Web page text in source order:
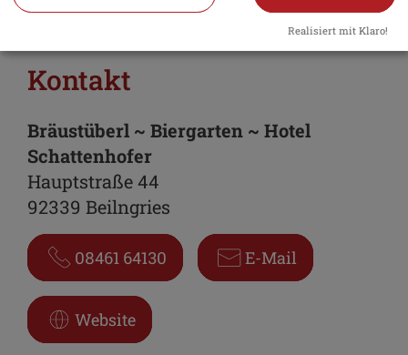
Kontakt
Bräustüberl ~ Biergarten ~ Hotel
Schattenhofer
Hauptstraße 44
92339 Beilngries
08461 64130 E-Mail
Website
Realisiert mit Klaro!